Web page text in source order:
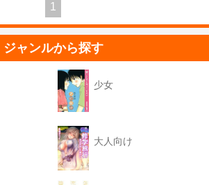
1
ジャンルから探す
少女
大人向け